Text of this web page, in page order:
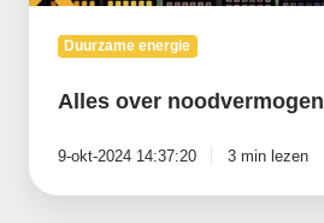
Duurzame energie
Alles over noodvermogen
9-okt-2024 14:37:20 3 min lezen